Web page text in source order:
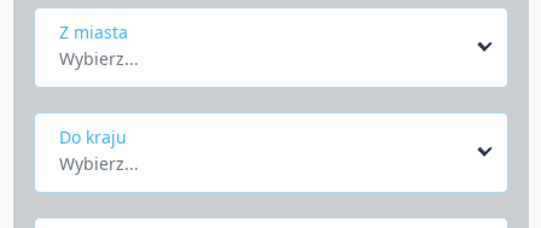
Z miasta
Wybierz...
Do kraju
Wybierz...